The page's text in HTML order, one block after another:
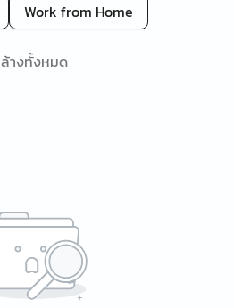
Work from Home
ล้างทั้งหมด